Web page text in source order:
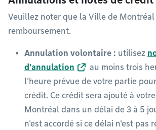
Veuillez noter que la Ville de Montréal
remboursement.
Annulation volontaire : utilisez
d'annulation
au moins trois
l'heure prévue de votre partie
crédit. Ce crédit sera ajouté à
Montréal dans un délai de 3 à 5
n'est accordé si ce délai n'est pas